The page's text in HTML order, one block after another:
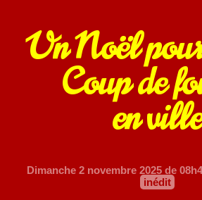
Un Noël
Coup de
en
Dimanche 2 novembre 2025de
inédit